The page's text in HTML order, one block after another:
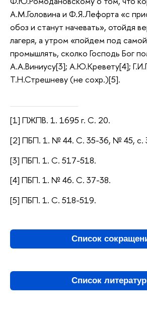
А.М.Головина и Ф.Я.Лефорта «с
обоз и станут начевать», отойдя
лагеря, а утром «пойдем под
промышлять, сколко Господь Бог
А.А.Виниусу[3]; А.Ю.Кревету[4];
Т.Н.Стрешневу (не сохр.)[5].
[1] ПЖПВ. 1. 1695 г. С. 20.
[2] ПБП. 1. № 44. С. 35-36, № 45, с.
[3] ПБП. 1. С. 517-518.
[4] ПБП. 1. № 46. С. 37-38.
[5] ПБП. 1. С. 518-519.
Список
Список